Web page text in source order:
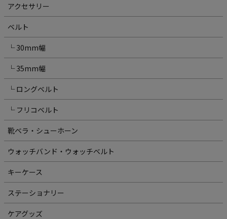
アクセサリー
ベルト
└ 30mm幅
└ 35mm幅
└ ロングベルト
└ フリコベルト
靴ベラ・シューホーン
ウォッチバンド・ウォッチベルト
キーケース
ステーショナリー
ケアグッズ